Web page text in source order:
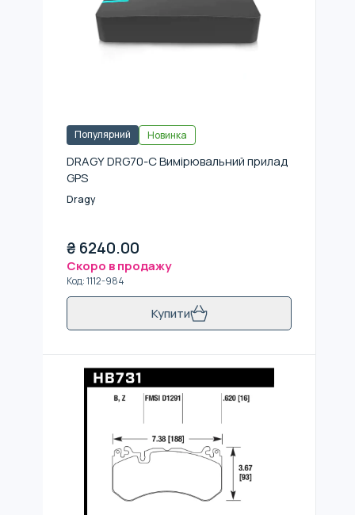
Популярний Новинка
DRAGY DRG70-C Вимірювальний прилад
GPS
Dragy
₴ 6240.00
Скоро в продажу
Код:1112-984
Купити